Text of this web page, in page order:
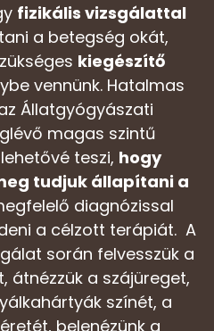
fizikális vizsgálattal
a betegség okát,
kiegészítő
vennünk. Hatalmas
Állatgyógyászati
magas szintű
teszi, hogy
tudjuk állapítani a
diagnózissal
a célzott terápiát. A
során felvesszük a
átnézzük a szájüreget,
színét, a
belenézünk a